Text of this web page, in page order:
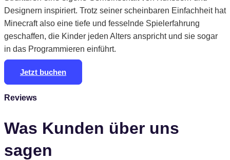
Designern inspiriert. Trotz seiner scheinbaren Einfachheit hat
Minecraft also eine tiefe und fesselnde Spielerfahrung
geschaffen, die Kinder jeden Alters anspricht und sie sogar
in das Programmieren einführt.
Jetzt buchen
Reviews
Was Kunden über uns
sagen